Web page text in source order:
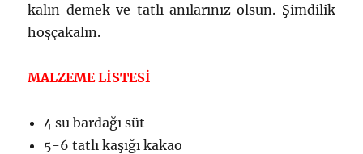
kalın demek ve tatlı anılarınız olsun. Şimdilik
hoşçakalın.
MALZEME LİSTESİ
4 su bardağı süt
5-6 tatlı kaşığı kakao